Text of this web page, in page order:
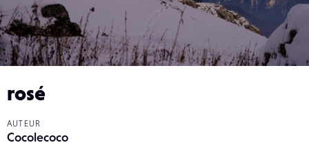
rosé
AUTEUR
Cocolecoco